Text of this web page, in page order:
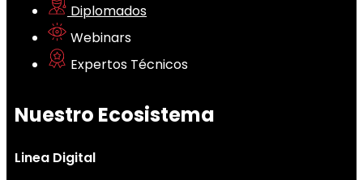
Diplomados
Webinars
Expertos Técnicos
Nuestro Ecosistema
Linea Digital